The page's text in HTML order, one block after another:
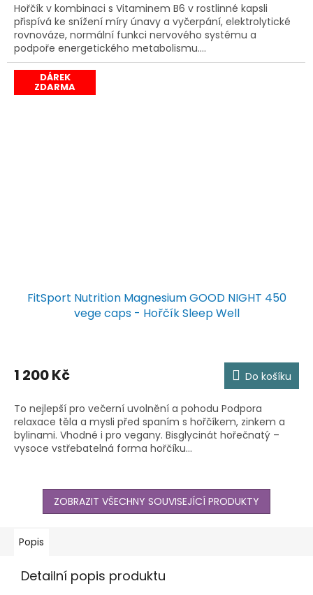
Hořčík v kombinaci s Vitaminem B6 v rostlinné kapsli
přispívá ke snížení míry únavy a vyčerpání, elektrolytické
rovnováze, normální funkci nervového systému a
podpoře energetického metabolismu....
DÁREK
ZDARMA
FitSport Nutrition Magnesium GOOD NIGHT 450
vege caps - Hořčík Sleep Well
1 200 Kč Do košíku
To nejlepší pro večerní uvolnění a pohodu Podpora
relaxace těla a mysli před spaním s hořčíkem, zinkem a
bylinami. Vhodné i pro vegany. Bisglycinát hořečnatý –
vysoce vstřebatelná forma hořčíku...
ZOBRAZIT VŠECHNY SOUVISEJÍCÍ PRODUKTY
Popis
Detailní popis produktu